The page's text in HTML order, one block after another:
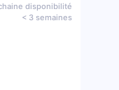
disponibilité
< 3 semaines